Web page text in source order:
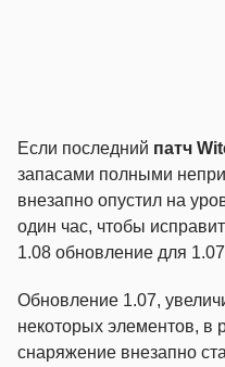
Если последний патч
запасами полными
внезапно опустил на
один час, чтобы
1.08 обновление для 1.07
Обновление 1.07,
некоторых элементов, в
снаряжение внезапно